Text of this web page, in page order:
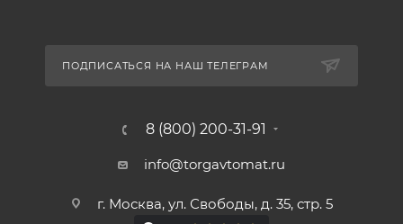
ПОДПИСАТЬСЯ НА НАШ ТЕЛЕГРАМ
8 (800) 200-31-91
info@torgavtomat.ru
г. Москва, ул. Свободы, д. 35, стр. 5